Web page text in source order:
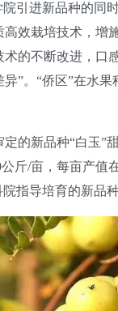
引进新品种的
效栽培技术，增
的不断改进，口
”。“侨区”在水
的新品种“白玉
斤/亩，每亩产
指导培育的新品